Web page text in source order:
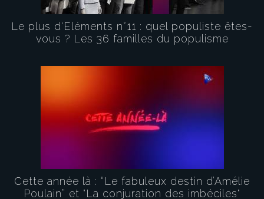
Le plus d'Eléments n°11 : quel populiste êtes-
vous ? Les 36 familles du populisme
Cette année là : “Le fabuleux destin d’Amélie
Poulain” et "La conjuration des imbéciles"